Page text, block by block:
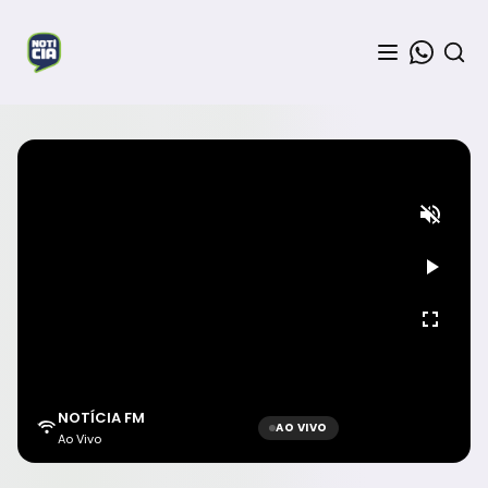
NOTÍCIA FM
Ao Vivo
AO VIVO